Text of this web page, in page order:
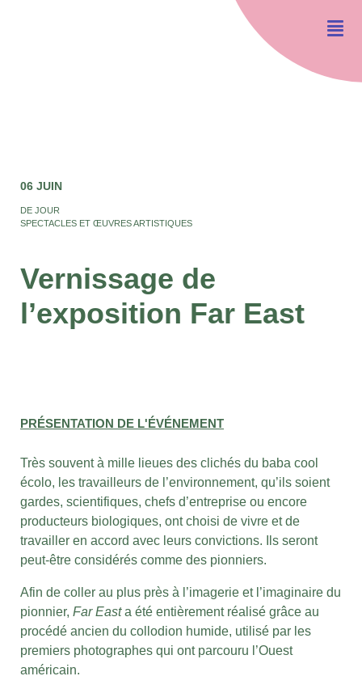
06 JUIN
DE JOUR
SPECTACLES ET ŒUVRES ARTISTIQUES
Vernissage de
l’exposition Far East
PRÉSENTATION DE L'ÉVÉNEMENT
Très souvent à mille lieues des clichés du baba cool
écolo, les travailleurs de l’environnement, qu’ils soient
gardes, scientifiques, chefs d’entreprise ou encore
producteurs biologiques, ont choisi de vivre et de
travailler en accord avec leurs convictions. Ils seront
peut-être considérés comme des pionniers.
Afin de coller au plus près à l’imagerie et l’imaginaire du
pionnier, Far Easta été entièrement réalisé grâce au
procédé ancien du collodion humide, utilisé par les
premiers photographes qui ont parcouru l’Ouest
américain.